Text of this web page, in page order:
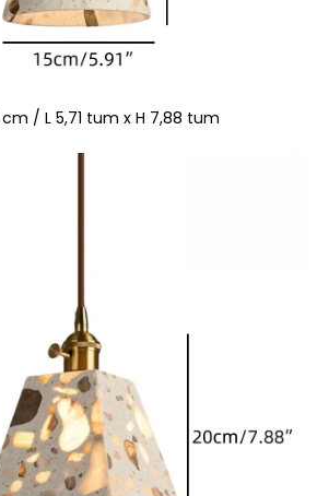
cm / L 5,71 tum x H 7,88 tum